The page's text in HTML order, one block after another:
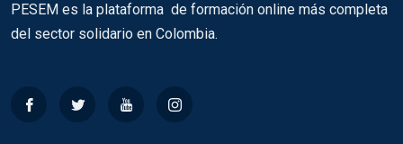
PESEM es la plataforma de formación online más completa
del sector solidario en Colombia.